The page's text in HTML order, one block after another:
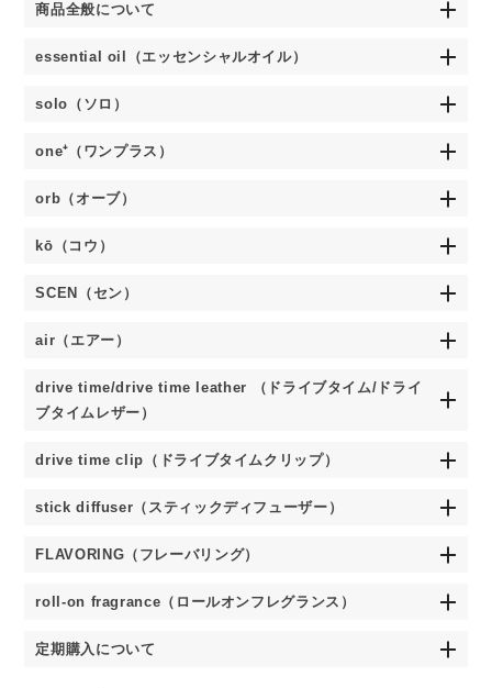
商品全般について
essential oil（エッセンシャルオイル）
solo（ソロ）
one⁺（ワンプラス）
orb（オーブ）
kō（コウ）
SCEN（セン）
air（エアー）
drive time/drive time leather （ドライブタイム/ドライ
ブタイムレザー）
drive time clip（ドライブタイムクリップ）
stick diffuser（スティックディフューザー）
FLAVORING（フレーバリング）
roll-on fragrance（ロールオンフレグランス）
定期購入について